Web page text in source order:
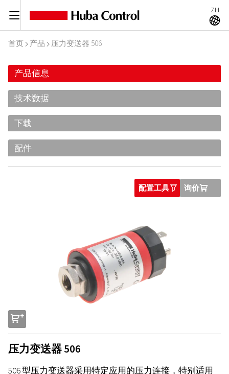
C ZH
A
首页 I 产品 I 压力变送器 506
产品信息
技术数据
下载
配件
配置工具O 询价U
s
压力变送器 506
506 型压力变送器采用特定应用的压力连接，特别适用